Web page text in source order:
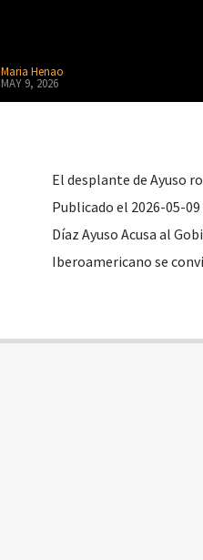
Maria Henao
MAY 9, 2026
El desplante de Ayuso
Publicado el 2026-05-
Díaz Ayuso Acusa al
Iberoamericano se